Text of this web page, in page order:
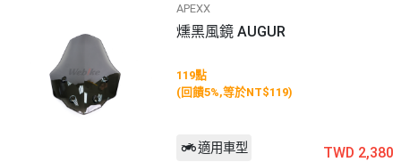
APEXX
燻黑風鏡 AUGUR
119點
(回饋5%,等於NT$119)
適用車型 TWD 2,380